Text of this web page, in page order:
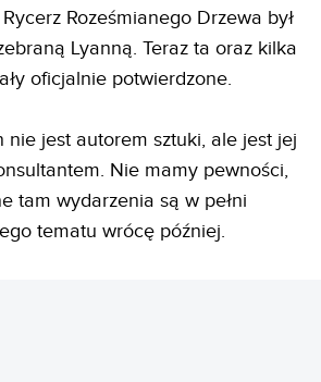
Roześmianego Drzewa był
Lyanną. Teraz ta oraz kilka
oficjalnie potwierdzone.
nie jest autorem sztuki, ale jest jej
Nie mamy pewności,
tam wydarzenia są w pełni
tematu wrócę później.